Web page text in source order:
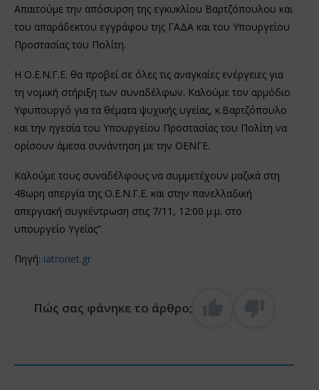
Απαιτούμε την απόσυρση της εγκυκλίου Βαρτζόπουλου και
του απαράδεκτου εγγράφου της ΓΑΔΑ και του Υπουργείου
Προστασίας του Πολίτη.
Η Ο.Ε.Ν.Γ.Ε. θα προβεί σε όλες τις αναγκαίες ενέργειες για
τη νομική στήριξη των συναδέλφων. Καλούμε τον αρμόδιο
Υφυπουργό για τα θέματα ψυχικής υγείας, κ.Βαρτζόπουλο
και την ηγεσία του Υπουργείου Προστασίας του Πολίτη να
ορίσουν άμεσα συνάντηση με την ΟΕΝΓΕ.
Καλούμε τους συναδέλφους να συμμετέχουν μαζικά στη
48ωρη απεργία της Ο.Ε.Ν.Γ.Ε. και στην πανελλαδική
απεργιακή συγκέντρωση στις 7/11, 12:00 μ.μ. στο
υπουργείο Υγείας”.
Πηγή: iatronet.gr
Πώς σας φάνηκε το άρθρο;